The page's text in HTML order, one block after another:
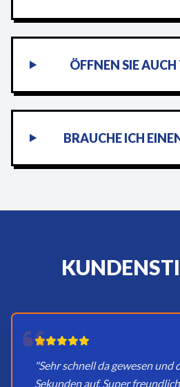
ÖFFNEN SIE AUCH
BRAUCHE ICH
"Sehr schnell da gewesen und
Sekunden auf. Super